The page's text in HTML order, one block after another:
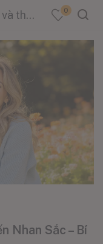
Đánh dấu bài đăng "thiền và thư giãn" 0
Nhan Sắc – Bí